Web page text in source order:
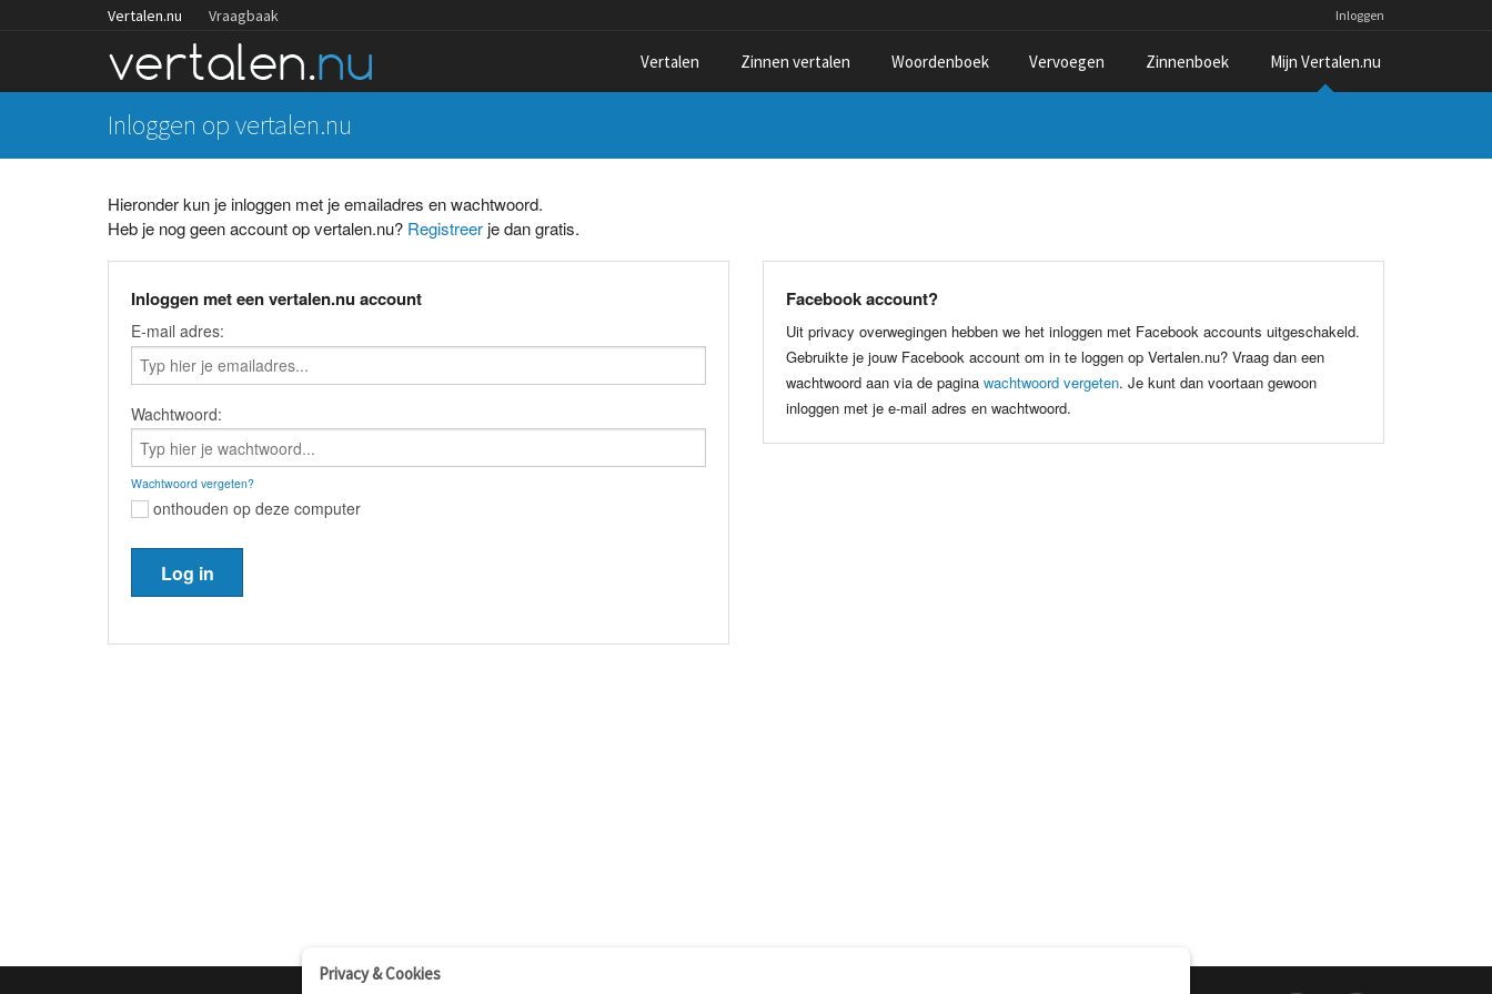
Vertalen.nu Vraagbaak Inloggen
Vertalen Zinnen vertalen Woordenboek Vervoegen Zinnenboek Mijn Vertalen.nu
Inloggen op vertalen.nu
Hieronder kun je inloggen met je emailadres en wachtwoord.
Heb je nog geen account op vertalen.nu? Registreerje dan gratis.
Inloggen met een vertalen.nu account
E-mail adres:
Wachtwoord:
Wachtwoord vergeten?
onthouden op deze computer
Facebook account?
Uit privacy overwegingen hebben we het inloggen met Facebook accounts uitgeschakeld.
Gebruikte je jouw Facebook account om in te loggen op Vertalen.nu? Vraag dan een
wachtwoord aan via de pagina wachtwoord vergeten. Je kunt dan voortaan gewoon
inloggen met je e-mail adres en wachtwoord.
Privacy & Cookies